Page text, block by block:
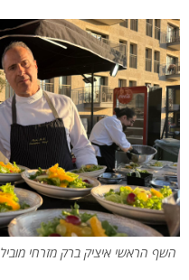
השף הראשי איציק ברק מזרחי